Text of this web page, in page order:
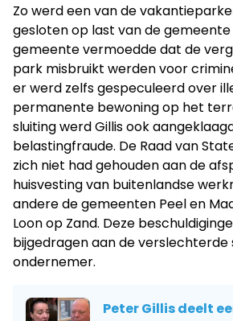
Zo werd een van de
gesloten op last van de gemeente
gemeente vermoedde dat de
park misbruikt werden voor
er werd zelfs gespeculeerd over
permanente bewoning op het
sluiting werd Gillis ook
belastingfraude. De Raad van
zich niet had gehouden aan de
huisvesting van buitenlandse
andere de gemeenten Peel en
Loon op Zand. Deze
bijgedragen aan de verslechterde
ondernemer.
Peter Gillis deelt